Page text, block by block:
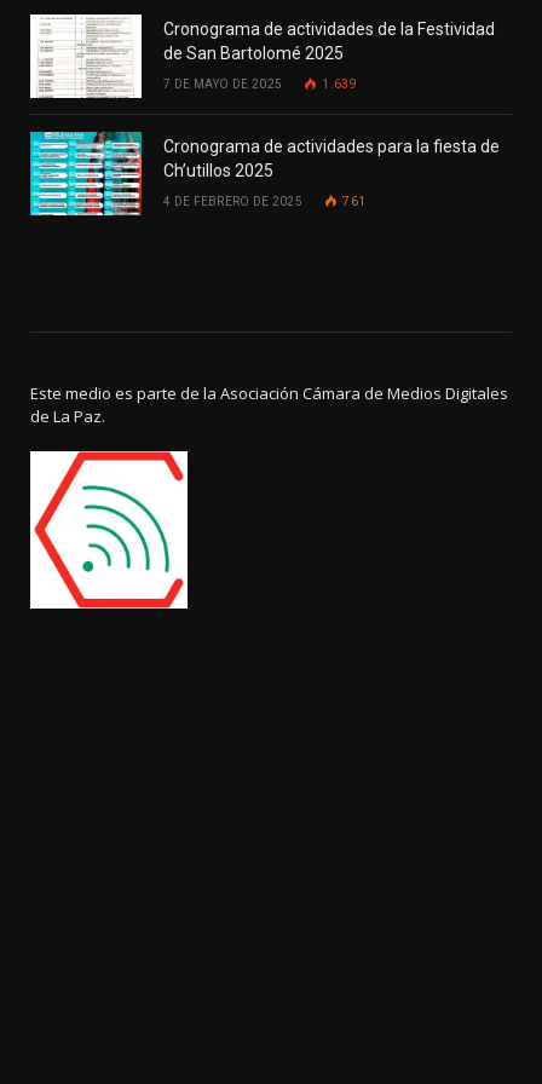
Cronograma de actividades de la Festividad
de San Bartolomé 2025
7 DE MAYO DE 2025 1.639
Cronograma de actividades para la fiesta de
Ch’utillos 2025
4 DE FEBRERO DE 2025 761
Este medio es parte de la Asociación Cámara de Medios Digitales
de La Paz.